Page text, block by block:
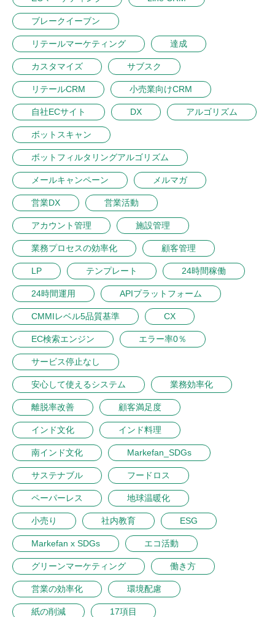
ブレークイーブン
リテールマーケティング 達成
カスタマイズ サブスク
リテールCRM 小売業向けCRM
自社ECサイト DX アルゴリズム
ボットスキャン
ボットフィルタリングアルゴリズム
メールキャンペーン メルマガ
営業DX 営業活動
アカウント管理 施設管理
業務プロセスの効率化 顧客管理
LP テンプレート 24時間稼働
24時間運用 APIプラットフォーム
CMMIレベル5品質基準 CX
EC検索エンジン エラー率0％
サービス停止なし
安心して使えるシステム 業務効率化
離脱率改善 顧客満足度
インド文化 インド料理
南インド文化 Markefan_SDGs
サステナブル フードロス
ペーパーレス 地球温暖化
小売り 社内教育 ESG
Markefan x SDGs エコ活動
グリーンマーケティング 働き方
営業の効率化 環境配慮
紙の削減 17項目